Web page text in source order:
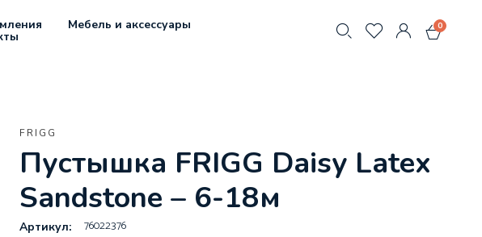
Мебель и аксессуары 0
FRIGG
Пустышка FRIGG Daisy Latex
Sandstone – 6-18м
Артикул: 76022376